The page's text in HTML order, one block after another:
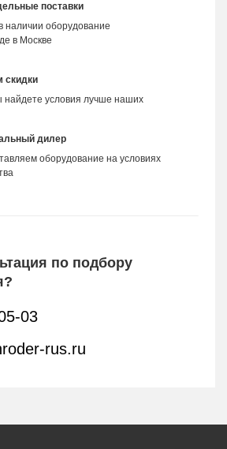
поставки
наличии оборудование
в Москве
скидки
найдете условия лучше наших
дилер
оборудование на условиях
по подбору
03
rus.ru